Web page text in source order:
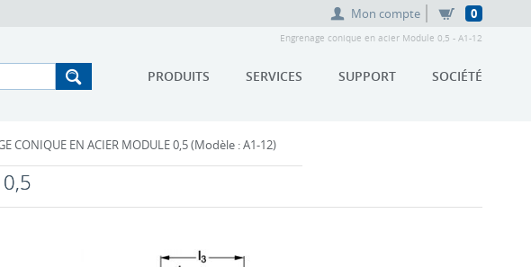
Mon compte 0
Engrenage conique en acier Module 0,5 - A1-12
PRODUITS SERVICES SUPPORT SOCIÉTÉ
CONIQUE EN ACIER MODULE 0,5 (Modèle : A1-12)